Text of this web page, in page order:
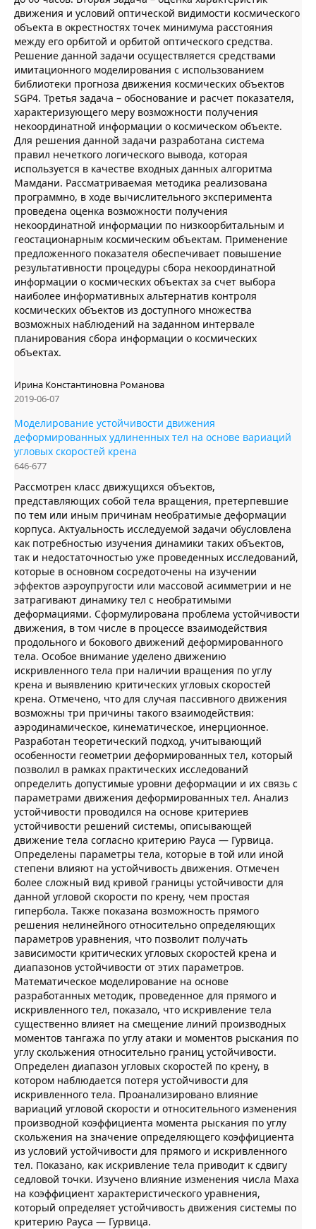
движения и условий оптической видимости космического
объекта в окрестностях точек минимума расстояния
между его орбитой и орбитой оптического средства.
Решение данной задачи осуществляется средствами
имитационного моделирования с использованием
библиотеки прогноза движения космических объектов
SGP4. Третья задача – обоснование и расчет показателя,
характеризующего меру возможности получения
некоординатной информации о космическом объекте.
Для решения данной задачи разработана система
правил нечеткого логического вывода, которая
используется в качестве входных данных алгоритма
Мамдани. Рассматриваемая методика реализована
программно, в ходе вычислительного эксперимента
проведена оценка возможности получения
некоординатной информации по низкоорбитальным и
геостационарным космическим объектам. Применение
предложенного показателя обеспечивает повышение
результативности процедуры сбора некоординатной
информации о космических объектах за счет выбора
наиболее информативных альтернатив контроля
космических объектов из доступного множества
возможных наблюдений на заданном интервале
планирования сбора информации о космических
объектах.
Ирина Константиновна Романова
2019-06-07
Моделирование устойчивости движения
деформированных удлиненных тел на основе вариаций
угловых скоростей крена
646-677
Рассмотрен класс движущихся объектов,
представляющих собой тела вращения, претерпевшие
по тем или иным причинам необратимые деформации
корпуса. Актуальность исследуемой задачи обусловлена
как потребностью изучения динамики таких объектов,
так и недостаточностью уже проведенных исследований,
которые в основном сосредоточены на изучении
эффектов аэроупругости или массовой асимметрии и не
затрагивают динамику тел с необратимыми
деформациями. Сформулирована проблема устойчивости
движения, в том числе в процессе взаимодействия
продольного и бокового движений деформированного
тела. Особое внимание уделено движению
искривленного тела при наличии вращения по углу
крена и выявлению критических угловых скоростей
крена. Отмечено, что для случая пассивного движения
возможны три причины такого взаимодействия:
аэродинамическое, кинематическое, инерционное.
Разработан теоретический подход, учитывающий
особенности геометрии деформированных тел, который
позволил в рамках практических исследований
определить допустимые уровни деформации и их связь с
параметрами движения деформированных тел. Анализ
устойчивости проводился на основе критериев
устойчивости решений системы, описывающей
движение тела согласно критерию Рауса — Гурвица.
Определены параметры тела, которые в той или иной
степени влияют на устойчивость движения. Отмечен
более сложный вид кривой границы устойчивости для
данной угловой скорости по крену, чем простая
гипербола. Также показана возможность прямого
решения нелинейного относительно определяющих
параметров уравнения, что позволит получать
зависимости критических угловых скоростей крена и
диапазонов устойчивости от этих параметров.
Математическое моделирование на основе
разработанных методик, проведенное для прямого и
искривленного тел, показало, что искривление тела
существенно влияет на смещение линий производных
моментов тангажа по углу атаки и моментов рыскания по
углу скольжения относительно границ устойчивости.
Определен диапазон угловых скоростей по крену, в
котором наблюдается потеря устойчивости для
искривленного тела. Проанализировано влияние
вариаций угловой скорости и относительного изменения
производной коэффициента момента рыскания по углу
скольжения на значение определяющего коэффициента
из условий устойчивости для прямого и искривленного
тел. Показано, как искривление тела приводит к сдвигу
седловой точки. Изучено влияние изменения числа Маха
на коэффициент характеристического уравнения,
который определяет устойчивость движения системы по
критерию Рауса — Гурвица.